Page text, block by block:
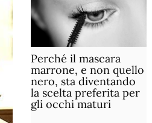
Perché il mascara
marrone, e non quello
nero, sta diventando
la scelta preferita per
gli occhi maturi